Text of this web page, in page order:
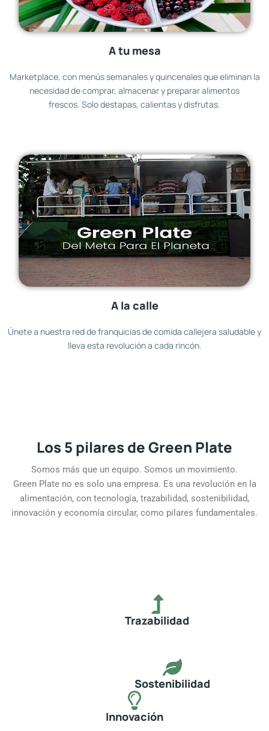
A tu mesa
Marketplace, con menús semanales y quincenales que eliminan la
necesidad de comprar, almacenar y preparar alimentos
frescos. Solo destapas, calientas y disfrutas.
A la calle
Únete a nuestra red de franquicias de comida callejera saludable y
lleva esta revolución a cada rincón.
Los 5 pilares de Green Plate
Somos más que un equipo. Somos un movimiento.
Green Plate no es solo una empresa. Es una revolución en la
alimentación, con tecnología, trazabilidad, sostenibilidad,
innovación y economía circular, como pilares fundamentales.
Trazabilidad
Sostenibilidad
Innovación